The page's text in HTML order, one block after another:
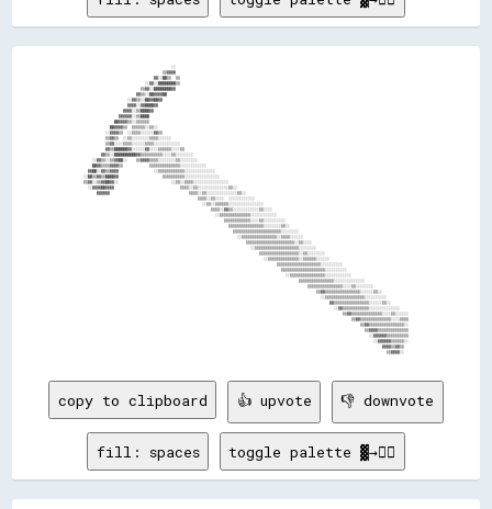
                                    ▒▒▓▓▓▓
                                ▓▓░░██▒▒  ▒▒
                            ░░▓▓░░████████▒▒
                          ▒▒▓▓░░████████▓▓
                        ▓▓▒▒░░██▓▓▓▓██
                    ░░▓▓▒▒░░██▓▓██▓▓
                    ▓▓▓▓░░▓▓████▓▓
                  ▓▓▓▓░░▒▒████▓▓
                ▓▓▓▓▓▓░░▒▒████
              ██▓▓▓▓▒▒░░▒▒▒▒▒▒
            ██▓▓▓▓▒▒  ▒▒▒▒▒▒░░▒▒░░
          ░░▓▓▓▓▒▒  ░░▒▒▒▒░░░░░░▓▓▒▒
          ▒▒▓▓▒▒  ░░▒▒░░░░░░░░▒▒▒▒░░░░░░
          ▒▒▓▓░░░░▒▒▒▒░░░░░░▒▒▒▒░░░░░░░░░░░░
          ▓▓▒▒██████▓▓░░░░░░▓▓░░░░▒▒▒▒▒▒░░░░▒▒
        ▓▓▒▒░░██████████▓▓▒▒▒▒▒▒▒▒▒▒░░░░▒▒░░░░░░░░
    ░░▓▓▒▒░░▒▒▓▓██░░    ▒▒▓▓▓▓▒▒▒▒░░░░░░░░▒▒░░░░░░░░
    ██▓▓▒▒▒▒▓▓▓▓▒▒            ▒▒▒▒▒▒▒▒▒▒▒▒▒▒░░░░░░░░░░░░
  ▓▓██░░▓▓▒▒▓▓▓▓                ░░▒▒▒▒▒▒▒▒▒▒▒▒░░░░░░░░░░░░░░
░░██▒▒▓▓▒▒████▓▓                    ▒▒▒▒▒▒▒▒▒▒░░░░░░░░░░░░░░░░
▒▒▓▓░░▒▒▓▓██▓▓░░                        ░░▒▒░░▒▒▒▒░░░░░░░░░░░░░░░░
  ░░▓▓▓▓██▓▓▓▓                              ▒▒▒▒░░▒▒░░░░░░░░░░░░░░▒▒░░
      ▓▓▓▓▓▓                                    ▒▒▒▒░░▒▒░░░░░░░░░░░░░░▒▒░░
                                                          ▒▒▒▒░░▓▓▒▒░░░░░░░░░░░░▒▒░░░░
                                                                                                          ▒▒▓▓▒▒▒▒▒▒▒▒▒▒▒▒▒▒▒▒░░░░░░▒▒░░
                                                                                                                ▓▓▒▒▒▒▒▒▒▒▒▒▒▒▒▒▒▒░░░░░░▒▒░░
                                                                                                                  ░░▓▓▒▒▒▒▒▒▒▒▒▒▒▒░░░░░░░░░░░░░░
                                                                                                                      ▒▒▓▓▒▒▒▒▒▒▒▒▒▒▒▒▒▒░░░░▒▒░░░░░░
                                                                                                                          ▒▒▓▓▒▒▒▒▒▒▒▒▒▒▒▒▒▒░░░░▒▒▒▒
                                                                                                                              ▒▒▓▓▒▒▒▒▒▒▒▒▒▒▒▒▒▒▒▒░░
                                                                                                                                ▒▒▓▓▓▓▒▒▒▒▒▒▒▒▒▒▒▒▒▒
                                                                                                                                  ░░▓▓▓▓▓▓▒▒▒▒▒▒▒▒▒▒
                                                                                                                                    ░░▓▓▓▓▓▓▒▒▒▒▒▒░░
                                                                                                                                        ▓▓▓▓▒▒▓▓▒▒
copy to clipboard 👍 upvote 👎 downvote
fill: spaces toggle palette ▓→✊🏽